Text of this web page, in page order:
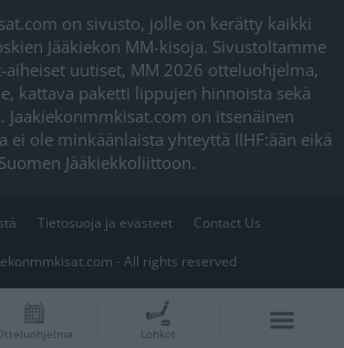
on sivusto, jolle on kerätty kaikki
Jääkiekon MM-kisoja. Sivustoltamme
uutiset, MM 2026 otteluohjelma,
kattava paketti lippujen hinnoista sekä
Jaakiekonmmkisat.com on itsenäinen
ei ole minkäänlaista yhteyttä IIHF:ään eikä
Suomen Jääkiekkoliittoon.
Tietosuoja ja evästeet Contact Us
- All rights reserved
Lohkot